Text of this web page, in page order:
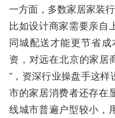
一方面，多数家居家装
比如设计商家需要亲自
同城配送才能更节省
资，对远在北京的家居
”，资深行业操盘手这
市的家居消费者还存在
线城市普遍户型较小，